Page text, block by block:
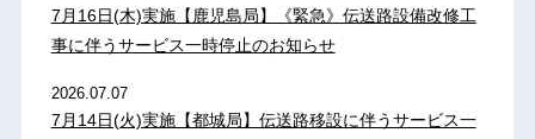
7月16日(木)実施【鹿児島局】《緊急》伝送路設備改修工
事に伴うサービス一時停止のお知らせ
2026.07.07
7月14日(火)実施【都城局】伝送路移設に伴うサービス一